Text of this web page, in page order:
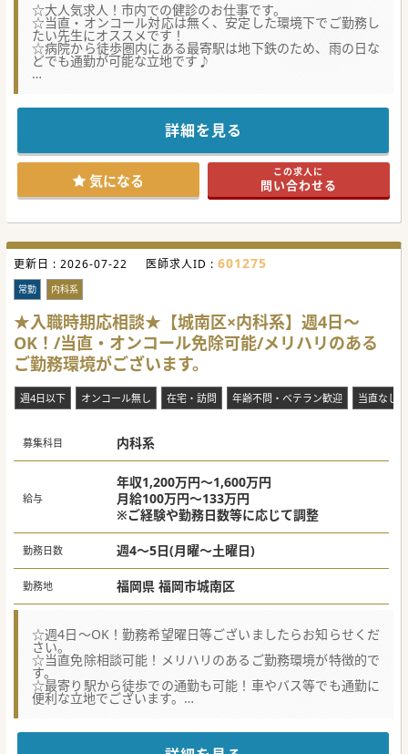
☆大人気求人！市内での健診のお仕事です。
☆当直・オンコール対応は無く、安定した環境下でご勤務し
たい先生にオススメです！
☆病院から徒歩圏内にある最寄駅は地下鉄のため、雨の日な
どでも通勤が可能な立地です♪
単身にはなりますが、宿舎のご準備も可能です。
原則は平日週5日に加え土曜午前も月に1～2回の出務もお願
週4日勤務の相談も可能でございます。
少しでもご興味がございましたら、お気軽にお問合せくださ
#秋入職可
詳細を見る
気になる この求人に
問い合わせる
更新日 : 2026-07-22 医師求人ID : 601275
常勤 内科系
★入職時期応相談★【城南区×内科系】週4日～
OK！/当直・オンコール免除可能/メリハリのある
ご勤務環境がございます。
週4日以下 オンコール無し 在宅・訪問 年齢不問・ベテラン歓迎 当直なし
募集科目 内科系
給与
年収1,200万円～1,600万円
月給100万円～133万円
※ご経験や勤務日数等に応じて調整
勤務日数 週4～5日(月曜～土曜日)
勤務地 福岡県 福岡市城南区
☆週4日～OK！勤務希望曜日等ございましたらお知らせくだ
さい。
☆当直免除相談可能！メリハリのあるご勤務環境が特徴的で
す。
☆最寄り駅から徒歩での通勤も可能！車やバス等でも通勤に
便利な立地でございます。
福岡市城南区の病院での更なる体制強化を目的として内科医